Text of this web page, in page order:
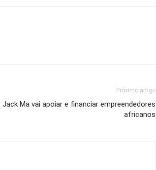
Próximo artigo
Jack Ma vai apoiar e financiar empreendedores
africanos